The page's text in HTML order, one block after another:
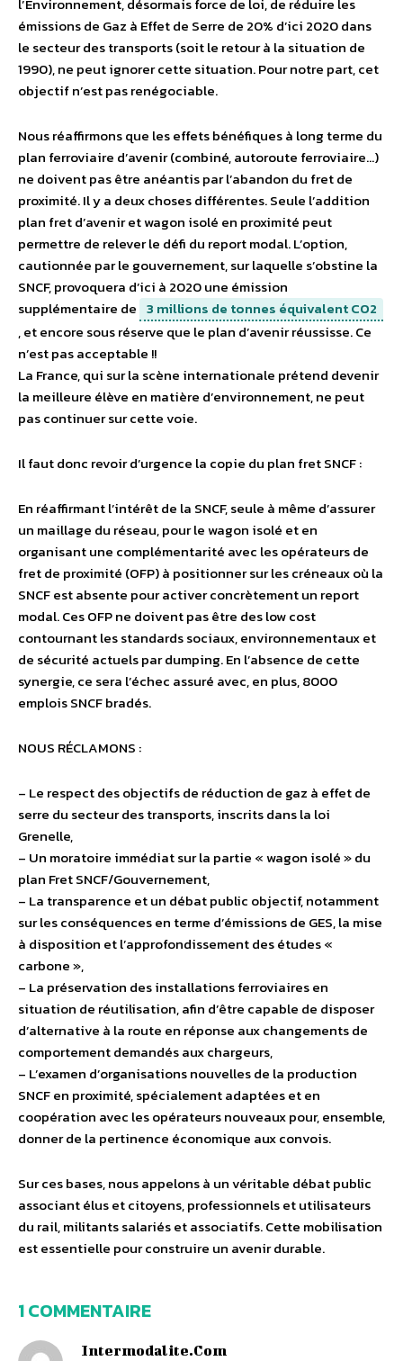
l’Environnement, désormais force de loi, de réduire les
émissions de Gaz à Effet de Serre de 20% d’ici 2020 dans
le secteur des transports (soit le retour à la situation de
1990), ne peut ignorer cette situation. Pour notre part, cet
objectif n’est pas renégociable.
Nous réaffirmons que les effets bénéfiques à long terme du
plan ferroviaire d’avenir (combiné, autoroute ferroviaire…)
ne doivent pas être anéantis par l’abandon du fret de
proximité. Il y a deux choses différentes. Seule l’addition
plan fret d’avenir et wagon isolé en proximité peut
permettre de relever le défi du report modal. L’option,
cautionnée par le gouvernement, sur laquelle s’obstine la
SNCF, provoquera d’ici à 2020 une émission
supplémentaire de 3 millions de tonnes équivalent CO2
, et encore sous réserve que le plan d’avenir réussisse. Ce
n’est pas acceptable !!
La France, qui sur la scène internationale prétend devenir
la meilleure élève en matière d’environnement, ne peut
pas continuer sur cette voie.
Il faut donc revoir d’urgence la copie du plan fret SNCF :
En réaffirmant l’intérêt de la SNCF, seule à même d’assurer
un maillage du réseau, pour le wagon isolé et en
organisant une complémentarité avec les opérateurs de
fret de proximité (OFP) à positionner sur les créneaux où la
SNCF est absente pour activer concrètement un report
modal. Ces OFP ne doivent pas être des low cost
contournant les standards sociaux, environnementaux et
de sécurité actuels par dumping. En l’absence de cette
synergie, ce sera l’échec assuré avec, en plus, 8000
emplois SNCF bradés.
NOUS RÉCLAMONS :
– Le respect des objectifs de réduction de gaz à effet de
serre du secteur des transports, inscrits dans la loi
Grenelle,
– Un moratoire immédiat sur la partie « wagon isolé » du
plan Fret SNCF/Gouvernement,
– La transparence et un débat public objectif, notamment
sur les conséquences en terme d’émissions de GES, la mise
à disposition et l’approfondissement des études «
carbone »,
– La préservation des installations ferroviaires en
situation de réutilisation, afin d’être capable de disposer
d’alternative à la route en réponse aux changements de
comportement demandés aux chargeurs,
– L’examen d’organisations nouvelles de la production
SNCF en proximité, spécialement adaptées et en
coopération avec les opérateurs nouveaux pour, ensemble,
donner de la pertinence économique aux convois.
Sur ces bases, nous appelons à un véritable débat public
associant élus et citoyens, professionnels et utilisateurs
du rail, militants salariés et associatifs. Cette mobilisation
est essentielle pour construire un avenir durable.
1 COMMENTAIRE
Intermodalite.com